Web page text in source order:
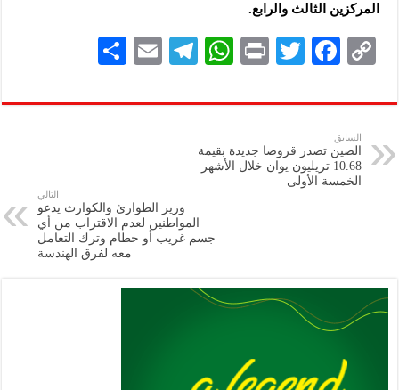
المركزين الثالث والرابع.
C
p
y
Li
n
F
eb
k
T
tt
P
nt
W
at
A
p
Te
gr
E
ai
ar
السابق
الصين تصدر قروضا جديدة بقيمة
10.68 تريليون يوان خلال الأشهر
الخمسة الأولى
التالي
وزير الطوارئ والكوارث يدعو
المواطنين لعدم الاقتراب من أي
جسم غريب أو حطام وترك التعامل
معه لفرق الهندسة